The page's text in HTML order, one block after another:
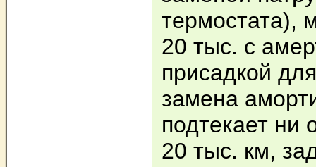
термостата),
20 тыс. с
присадкой
замена
подтекает ни
20 тыс. км,